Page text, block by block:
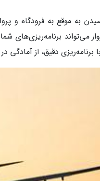
به موقع به فرودگاه و
می‌تواند برنامه‌ریزی‌های
دقیق، از آمادگی